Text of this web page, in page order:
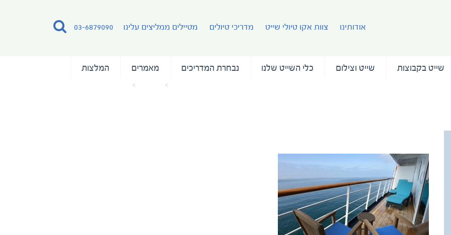
03-6879090 אודותינו צוות אקו טיולי שייט מדריכי טיולים מטיילים ממליצים עלינו
שייט בקבוצות שייט וצילום כלי השייט שלנו נבחרת המדריכים מאמרים המלצות